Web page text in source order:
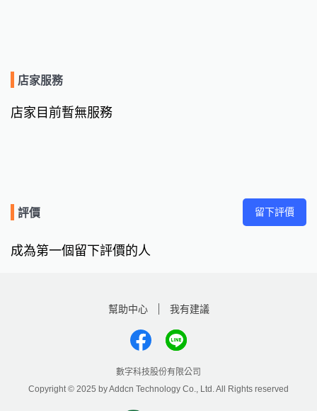
店家服務
店家目前暫無服務
評價 留下評價
成為第一個留下評價的人
幫助中心 我有建議
數字科技股份有限公司
Copyright © 2025 by Addcn Technology Co., Ltd. All Rights reserved